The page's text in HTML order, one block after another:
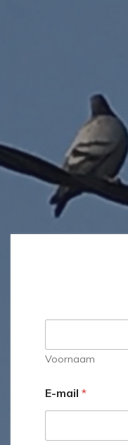
Voornaam
E-mail *